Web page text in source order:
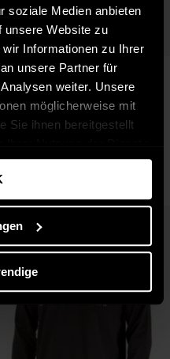
soziale Medien anbieten
unsere Website zu
Informationen zu Ihrer
unsere Partner für
weiter. Unsere
möglicherweise mit
Sie ihnen bereitgestellt
Verfügbar in:
S
Solid
Herren T-Shirt Barke in grün
24,95 €